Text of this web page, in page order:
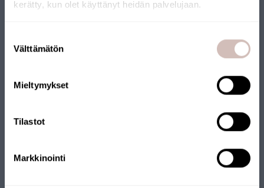
kerätty, kun olet käyttänyt heidän palvelujaan.
valinta
Välttämätön
Mieltymykset
Tilastot
Markkinointi
Water Block safety valve, relief valve
country